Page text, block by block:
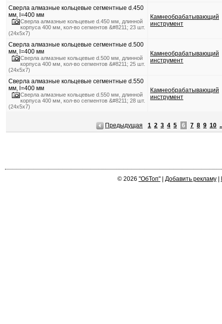
Сверла алмазные кольцевые сегментные d.450
мм, l=400 мм
Сверла алмазные кольцевые d.450 мм, длинной
корпуса 400 мм, кол-во сегментов &#8211; 23 шт.
(24х5х7)
Камнеобрабатывающий
инструмент
Сверла алмазные кольцевые сегментные d.500
мм, l=400 мм
Сверла алмазные кольцевые d.500 мм, длинной
корпуса 400 мм, кол-во сегментов &#8211; 25 шт.
(24х5х7)
Камнеобрабатывающий
инструмент
Сверла алмазные кольцевые сегментные d.550
мм, l=400 мм
Сверла алмазные кольцевые d.550 мм, длинной
корпуса 400 мм, кол-во сегментов &#8211; 28 шт.
(24х5х7)
Камнеобрабатывающий
инструмент
Предыдущая 1 2 3 4 5 6 7 8 9 10 ..
© 2026 "ОбТоп"| Добавить рекламу|